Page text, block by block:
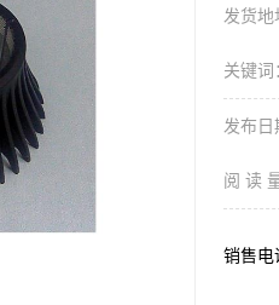
发货地
关键词
发布日
阅 读
销售电